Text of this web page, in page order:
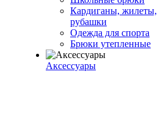
Кардиганы, жилеты,
рубашки
Одежда для спорта
Брюки утепленные
Аксессуары